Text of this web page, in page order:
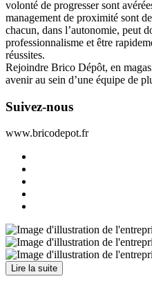
volonté de progresser sont
management de proximité sont
chacun, dans l’autonomie, peut
professionnalisme et être
réussites.
Rejoindre Brico Dépôt, en
avenir au sein d’une équipe de
Suivez-nous
www.bricodepot.fr
Lire la suite